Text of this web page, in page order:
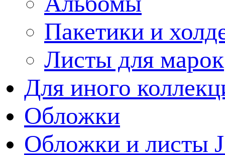
Пакетики и
Листы для марок
Для иного
Обложки
Обложки и листы